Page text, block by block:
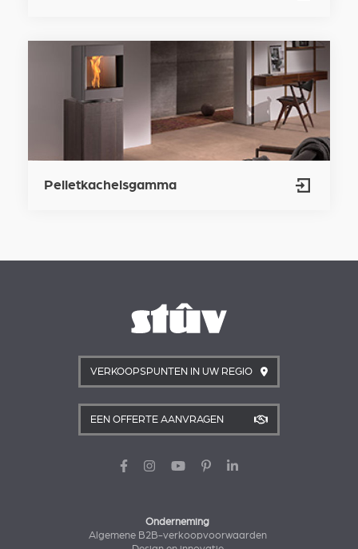
Pelletkachelsgamma
VERKOOPSPUNTEN IN UW REGIO
EEN OFFERTE AANVRAGEN
Onderneming
Algemene B2B-verkoopvoorwaarden